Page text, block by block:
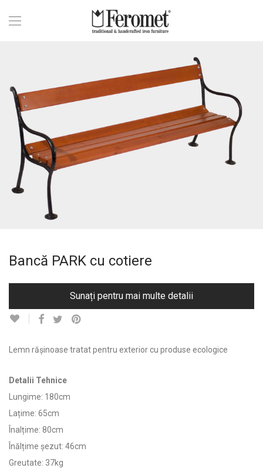
Bancă PARK cu cotiere
Sunați pentru mai multe detalii
Lemn rășinoase tratat pentru exterior cu produse ecologice
Detalii Tehnice
Lungime: 180cm
Lațime: 65cm
Înalțime: 80cm
Înălțime șezut: 46cm
Greutate: 37kg